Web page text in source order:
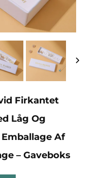
Firkantet
Låg Og
Af
– Gaveboks